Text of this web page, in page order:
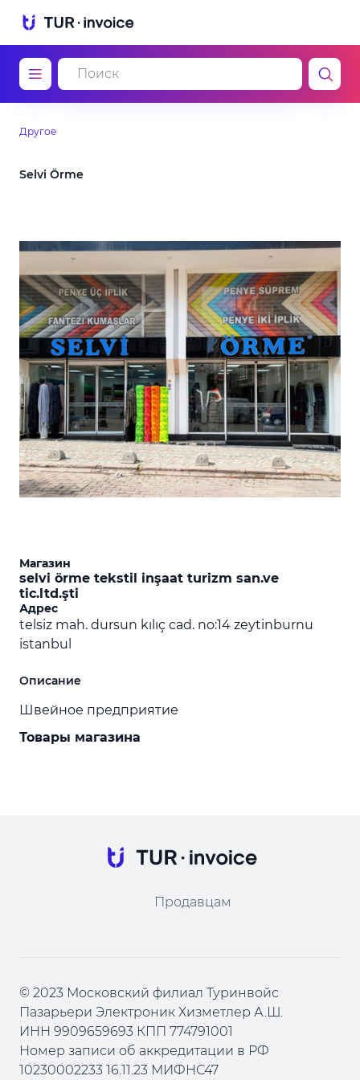
Другое
Selvi Örme
Магазин
selvi örme tekstil inşaat turizm san.ve
tic.ltd.şti
Адрес
telsiz mah. dursun kılıç cad. no:14 zeytinburnu
istanbul
Описание
Швейное предприятие
Товары магазина
Продавцам
© 2023 Московский филиал Туринвойс
Пазарьери Электроник Хизметлер А.Ш.
ИНН 9909659693 КПП 774791001
Номер записи об аккредитации в РФ
10230002233 16.11.23 МИФНС47